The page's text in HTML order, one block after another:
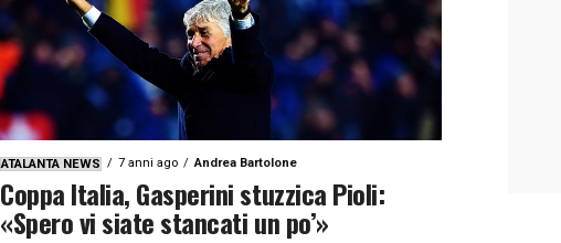
ATALANTA NEWS 7 anni ago Andrea Bartolone
Coppa Italia, Gasperini stuzzica Pioli:
«Spero vi siate stancati un po’»